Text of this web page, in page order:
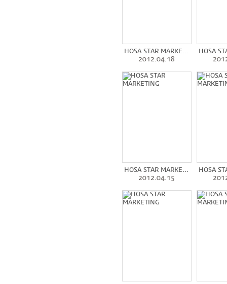
HOSA STAR MARKE...
2012.04.18
HOSA
HOSA STAR MARKE...
2012.04.15
HOSA